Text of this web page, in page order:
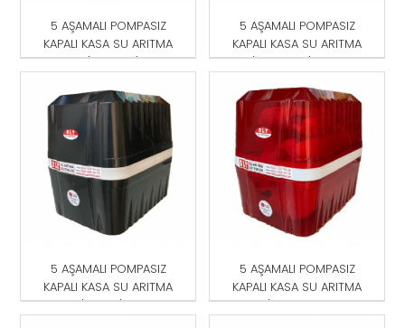
5 AŞAMALI POMPASIZ
KAPALI KASA SU ARITMA
CİHAZI GRİ
5 AŞAMALI POMPASIZ
KAPALI KASA SU ARITMA
CİHAZI MAVİ-BEYAZ
5 AŞAMALI POMPASIZ
KAPALI KASA SU ARITMA
CİHAZI SİYAH
5 AŞAMALI POMPASIZ
KAPALI KASA SU ARITMA
CİHAZI KIRMIZI